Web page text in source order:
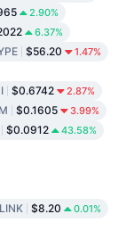
2.90%
6.37%
$56.20 1.47%
$0.6742 2.87%
$0.1605 3.99%
$0.0912 43.58%
LINK $8.20 0.01%